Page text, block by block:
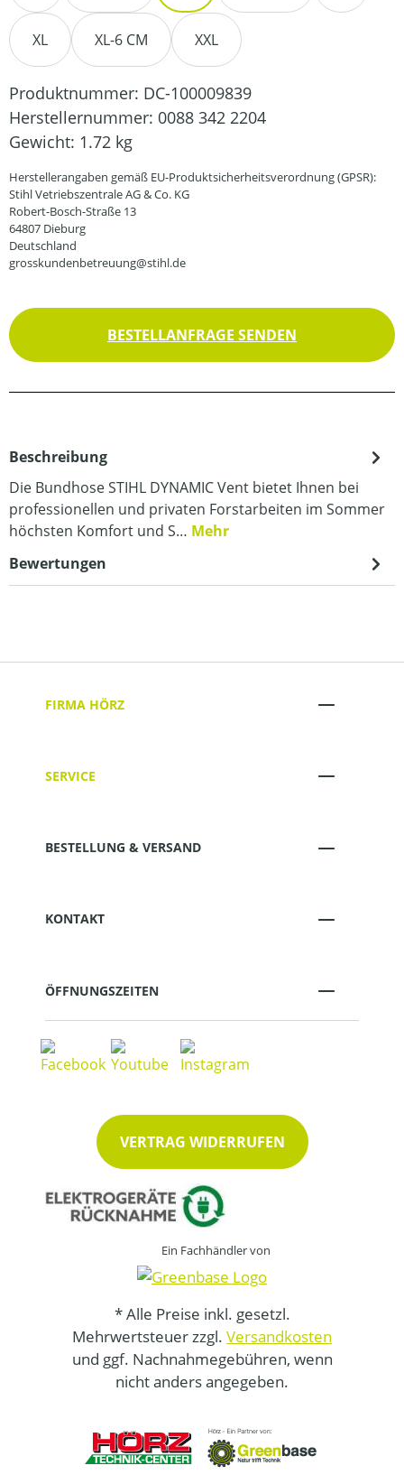
XL XL-6 CM XXL
Produktnummer: DC-100009839
Herstellernummer: 0088 342 2204
Gewicht: 1.72 kg
Herstellerangaben gemäß EU-Produktsicherheitsverordnung (GPSR):
Stihl Vetriebszentrale AG & Co. KG
Robert-Bosch-Straße 13
64807 Dieburg
Deutschland
grosskundenbetreuung@stihl.de
BESTELLANFRAGE SENDEN
Beschreibung
Die Bundhose STIHL DYNAMIC Vent bietet Ihnen bei
professionellen und privaten Forstarbeiten im Sommer
höchsten Komfort und S… Mehr
Bewertungen
FIRMA HÖRZ
SERVICE
BESTELLUNG & VERSAND
KONTAKT
ÖFFNUNGSZEITEN
VERTRAG WIDERRUFEN
Ein Fachhändler von
* Alle Preise inkl. gesetzl.
Mehrwertsteuer zzgl. Versandkosten
und ggf. Nachnahmegebühren, wenn
nicht anders angegeben.